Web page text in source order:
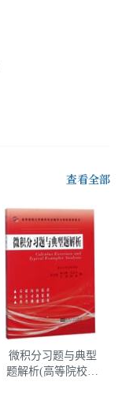
查看全部
微积分习题与典型
题解析(高等院校大